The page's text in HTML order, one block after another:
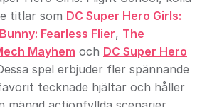
titlar som DC Super Hero Girls:
Fearless Flier, The
Mayhem och DC Super Hero
spel erbjuder fler spännande
tecknade hjältar och håller